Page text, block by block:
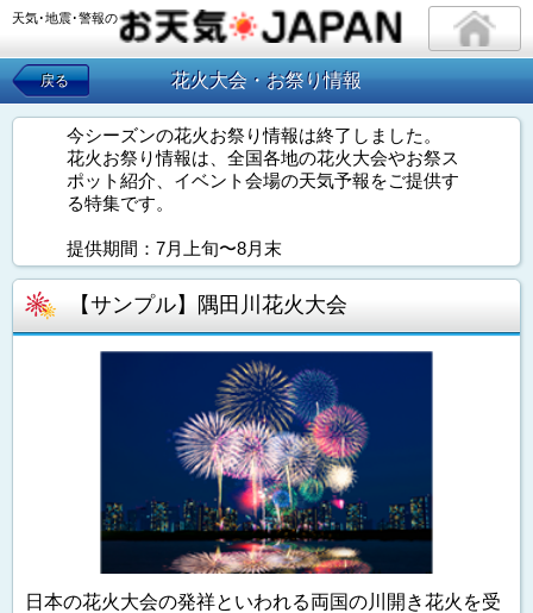
天気･地震･警報の
戻る 花火大会・お祭り情報
今シーズンの花火お祭り情報は終了しました。
花火お祭り情報は、全国各地の花火大会やお祭ス
ポット紹介、イベント会場の天気予報をご提供す
る特集です。
提供期間：7月上旬〜8月末
【サンプル】隅田川花火大会
日本の花火大会の発祥といわれる両国の川開き花火を受